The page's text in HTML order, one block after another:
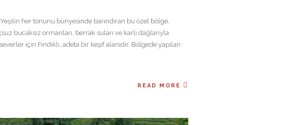
her tonunu bünyesinde barındıran bu özel bölge,
bucaksız ormanları, berrak suları ve karlı dağlarıyla
için Fındıklı, adeta bir keşif alanıdır. Bölgede yapılan
READ MORE